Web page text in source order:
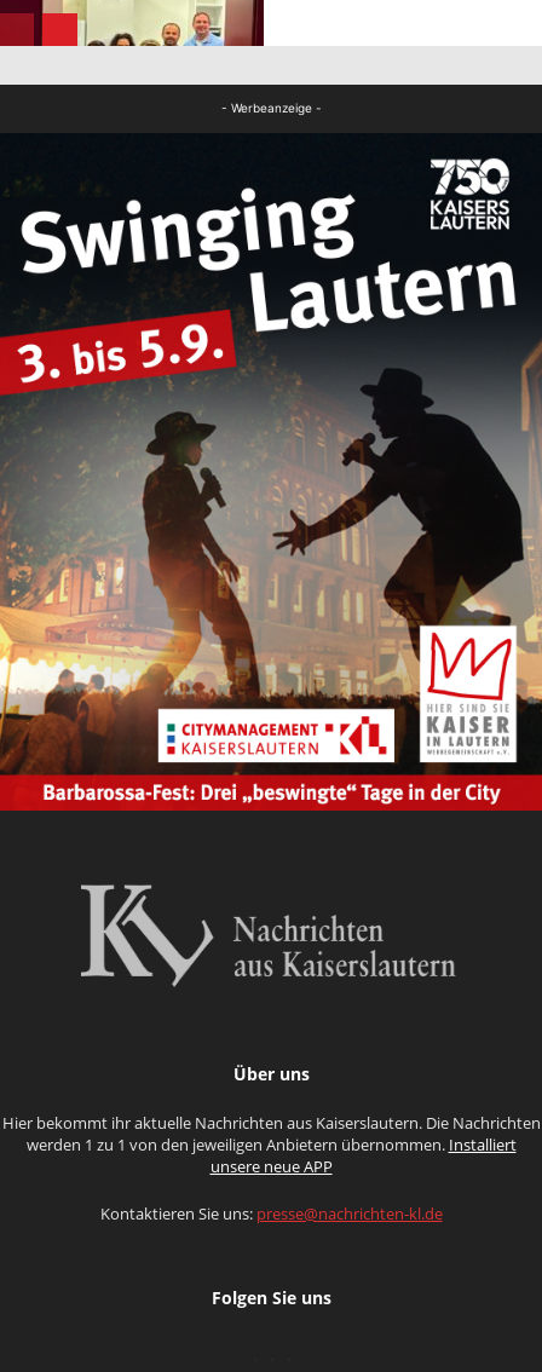
- Werbeanzeige -
Über uns
Hier bekommt ihr aktuelle Nachrichten aus Kaiserslautern. Die Nachrichten
werden 1 zu 1 von den jeweiligen Anbietern übernommen. Installiert
unsere neue APP
Kontaktieren Sie uns: presse@nachrichten-kl.de
Folgen Sie uns